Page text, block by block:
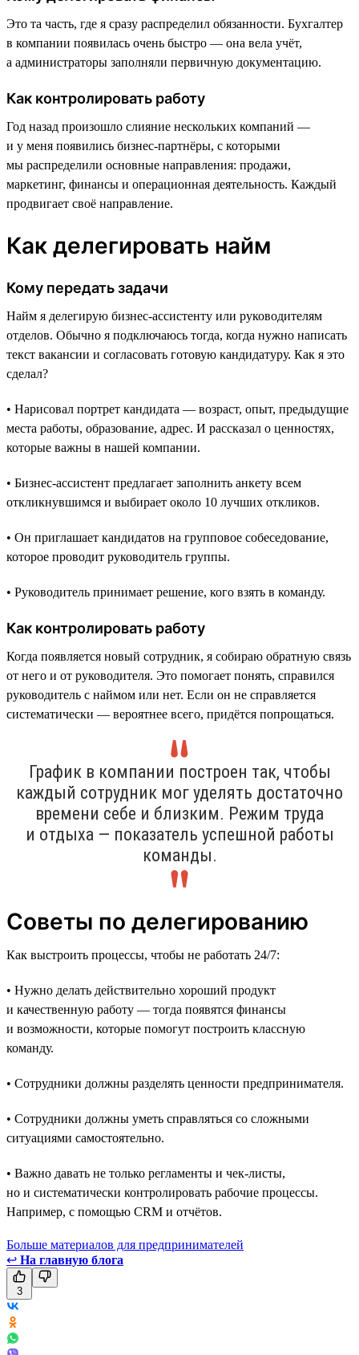
Это та часть, где я сразу распределил обязанности. Бухгалтер
в компании появилась очень быстро — она вела учёт,
а администраторы заполняли первичную документацию.
Как контролировать работу
Год назад произошло слияние нескольких компаний —
и у меня появились бизнес-партнёры, с которыми
мы распределили основные направления: продажи,
маркетинг, финансы и операционная деятельность. Каждый
продвигает своё направление.
Как делегировать найм
Кому передать задачи
Найм я делегирую бизнес-ассистенту или руководителям
отделов. Обычно я подключаюсь тогда, когда нужно написать
текст вакансии и согласовать готовую кандидатуру. Как я это
сделал?
• Нарисовал портрет кандидата — возраст, опыт, предыдущие
места работы, образование, адрес. И рассказал о ценностях,
которые важны в нашей компании.
• Бизнес-ассистент предлагает заполнить анкету всем
откликнувшимся и выбирает около 10 лучших откликов.
• Он приглашает кандидатов на групповое собеседование,
которое проводит руководитель группы.
• Руководитель принимает решение, кого взять в команду.
Как контролировать работу
Когда появляется новый сотрудник, я собираю обратную связь
от него и от руководителя. Это помогает понять, справился
руководитель с наймом или нет. Если он не справляется
систематически — вероятнее всего, придётся попрощаться.
График в компании построен так, чтобы
каждый сотрудник мог уделять достаточно
времени себе и близким. Режим труда
и отдыха — показатель успешной работы
команды.
Советы по делегированию
Как выстроить процессы, чтобы не работать 24/7:
• Нужно делать действительно хороший продукт
и качественную работу — тогда появятся финансы
и возможности, которые помогут построить классную
команду.
• Сотрудники должны разделять ценности предпринимателя.
• Сотрудники должны уметь справляться со сложными
ситуациями самостоятельно.
• Важно давать не только регламенты и чек-листы,
но и систематически контролировать рабочие процессы.
Например, с помощью CRM и отчётов.
Больше материалов для предпринимателей
↩ На главную блога
3